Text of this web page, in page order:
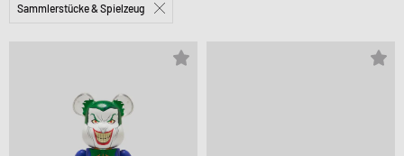
Sammlerstücke & Spielzeug